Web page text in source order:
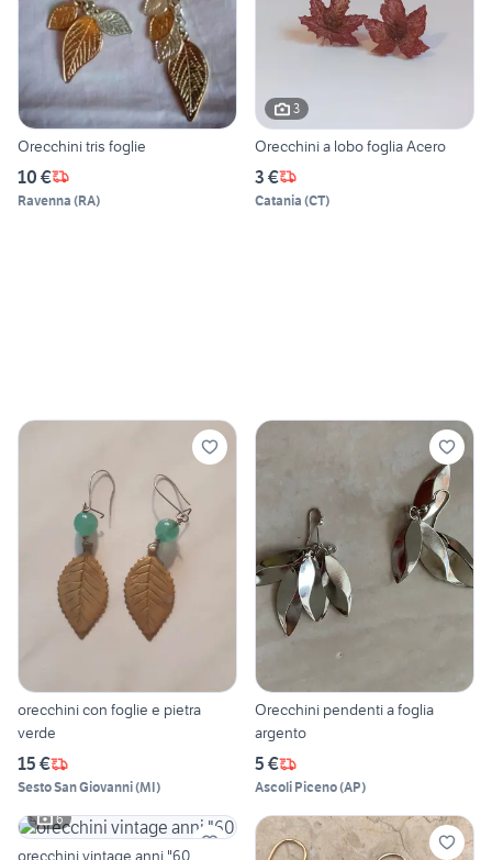
Orecchini tris foglie
10 €
Ravenna (RA)
3
Orecchini a lobo foglia Acero
3 €
Catania (CT)
orecchini con foglie e pietra
verde
15 €
Sesto San Giovanni(MI)
Orecchini pendenti a foglia
argento
5 €
Ascoli Piceno(AP)
6
orecchini vintage anni "60